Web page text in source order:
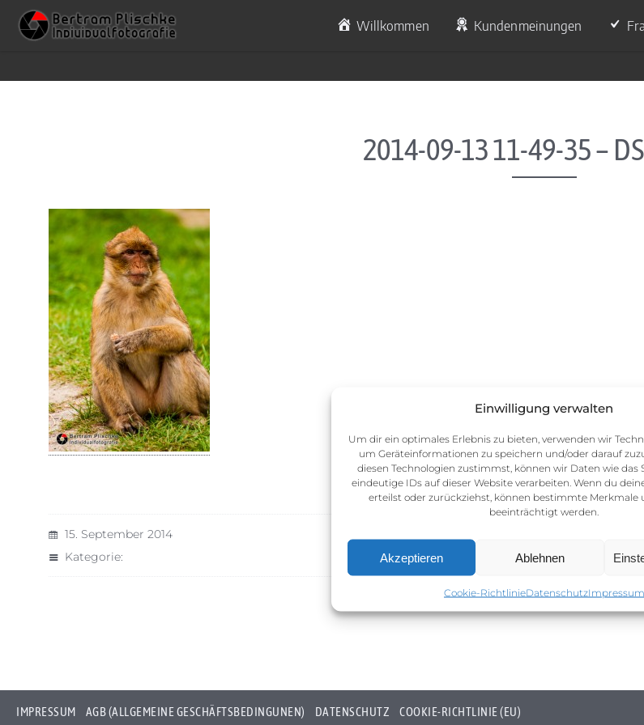
Einwilligung verwalten
Um dir ein optimales Erlebnis zu bieten, verwenden wir
um Geräteinformationen zu speichern und/oder darauf
diesen Technologien zustimmst, können wir Daten wie das
eindeutige IDs auf dieser Website verarbeiten. Wenn du
erteilst oder zurückziehst, können bestimmte Merkmale
beeinträchtigt werden.
Akzeptieren Ablehnen
Cookie-RichtlinieDatenschutzImpressum
Skip to content Willkommen Kundenmeinungen
2014-09-13 11-49-35 –
15. September 2014
Kategorie:
IMPRESSUM AGB (ALLGEMEINE GESCHÄFTSBEDINGUNEN) DATENSCHUTZ COOKIE-RICHTLINIE (EU)